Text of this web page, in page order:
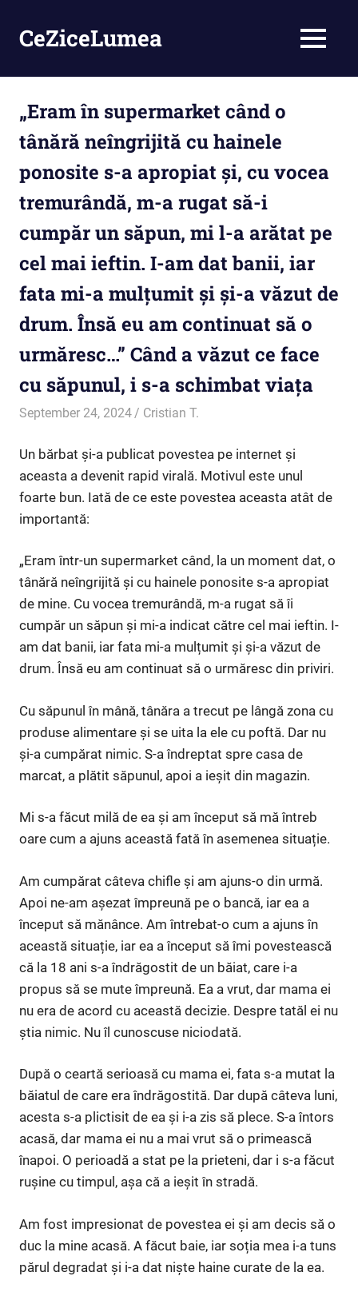
content
CeZiceLumea MENU
„Eram în supermarket când o
tânără neîngrijită cu hainele
ponosite s-a apropiat și, cu vocea
tremurândă, m-a rugat să-i
cumpăr un săpun, mi l-a arătat pe
cel mai ieftin. I-am dat banii, iar
fata mi-a mulțumit și și-a văzut de
drum. Însă eu am continuat să o
urmăresc…” Când a văzut ce face
cu săpunul, i s-a schimbat viața
September 24, 2024 Cristian T.
Un bărbat și-a publicat povestea pe internet și
aceasta a devenit rapid virală. Motivul este unul
foarte bun. Iată de ce este povestea aceasta atât de
importantă:
„Eram într-un supermarket când, la un moment dat, o
tânără neîngrijită și cu hainele ponosite s-a apropiat
de mine. Cu vocea tremurândă, m-a rugat să îi
cumpăr un săpun și mi-a indicat către cel mai ieftin. I-
am dat banii, iar fata mi-a mulțumit și și-a văzut de
drum. Însă eu am continuat să o urmăresc din priviri.
Cu săpunul în mână, tânăra a trecut pe lângă zona cu
produse alimentare și se uita la ele cu poftă. Dar nu
și-a cumpărat nimic. S-a îndreptat spre casa de
marcat, a plătit săpunul, apoi a ieșit din magazin.
Mi s-a făcut milă de ea și am început să mă întreb
oare cum a ajuns această fată în asemenea situație.
Am cumpărat câteva chifle și am ajuns-o din urmă.
Apoi ne-am așezat împreună pe o bancă, iar ea a
început să mănânce. Am întrebat-o cum a ajuns în
această situație, iar ea a început să îmi povestească
că la 18 ani s-a îndrăgostit de un băiat, care i-a
propus să se mute împreună. Ea a vrut, dar mama ei
nu era de acord cu această decizie. Despre tatăl ei nu
știa nimic. Nu îl cunoscuse niciodată.
După o ceartă serioasă cu mama ei, fata s-a mutat la
băiatul de care era îndrăgostită. Dar după câteva luni,
acesta s-a plictisit de ea și i-a zis să plece. S-a întors
acasă, dar mama ei nu a mai vrut să o primească
înapoi. O perioadă a stat pe la prieteni, dar i s-a făcut
rușine cu timpul, așa că a ieșit în stradă.
Am fost impresionat de povestea ei și am decis să o
duc la mine acasă. A făcut baie, iar soția mea i-a tuns
părul degradat și i-a dat niște haine curate de la ea.